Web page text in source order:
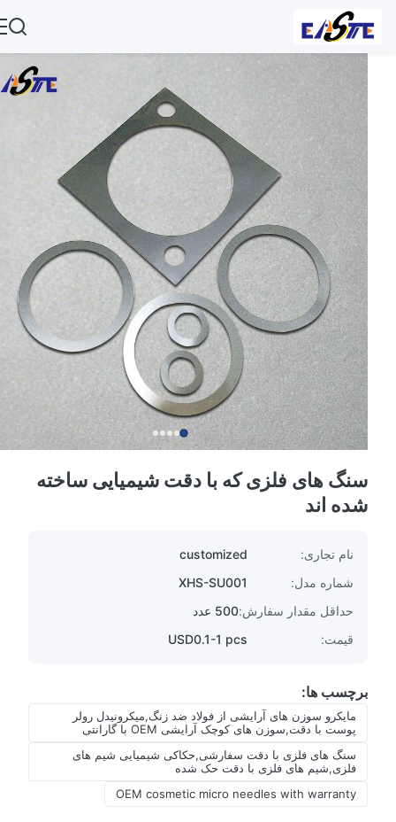
سنگ های فلزی که با دقت شیمیایی ساخته
شده اند
نام تجاری:
customized
شماره مدل:
XHS-SU001
حداقل مقدار سفارش:500 عدد
قیمت:
USD0.1-1 pcs
برچسب ها:
مایکرو سوزن های آرایشی از فولاد ضد زنگ,میکرونیدل رولر
پوست با دقت,سوزن های کوچک آرایشی OEM با گارانتی
سنگ های فلزی با دقت سفارشی,حکاکی شیمیایی شیم های
فلزی,شیم های فلزی با دقت حک شده
OEM cosmetic micro needles with warranty